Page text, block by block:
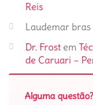
Reis
Laudemar bras
Dr. Frost em
de Caruari –
Alguma questão?